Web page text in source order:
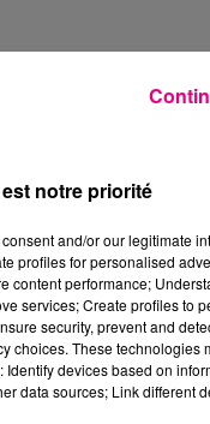
notre priorité
and/or our legitimate
profiles for personalised
content performance;
services; Create profiles to
security, prevent and
choices. These technologies
devices based on
data sources; Link different